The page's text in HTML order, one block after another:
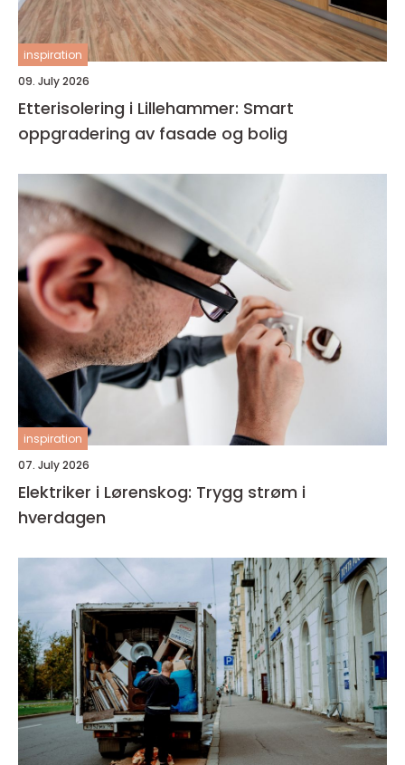
inspiration
09. July 2026
Etterisolering i Lillehammer: Smart
oppgradering av fasade og bolig
inspiration
07. July 2026
Elektriker i Lørenskog: Trygg strøm i
hverdagen